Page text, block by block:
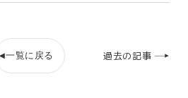
一覧に戻る 過去の記事